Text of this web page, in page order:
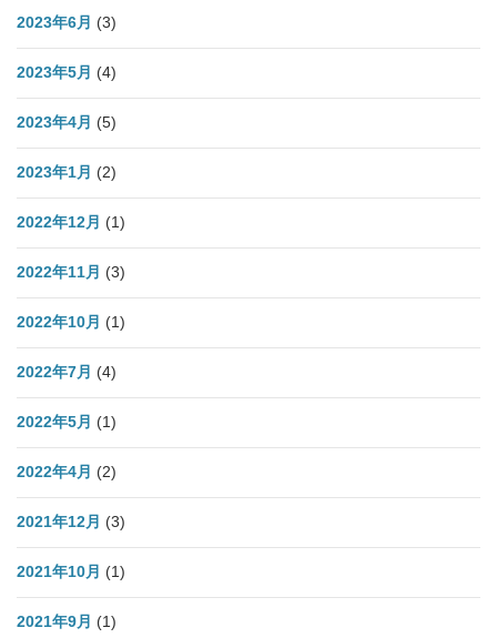
2023年6月 (3)
2023年5月 (4)
2023年4月 (5)
2023年1月 (2)
2022年12月 (1)
2022年11月 (3)
2022年10月 (1)
2022年7月 (4)
2022年5月 (1)
2022年4月 (2)
2021年12月 (3)
2021年10月 (1)
2021年9月 (1)